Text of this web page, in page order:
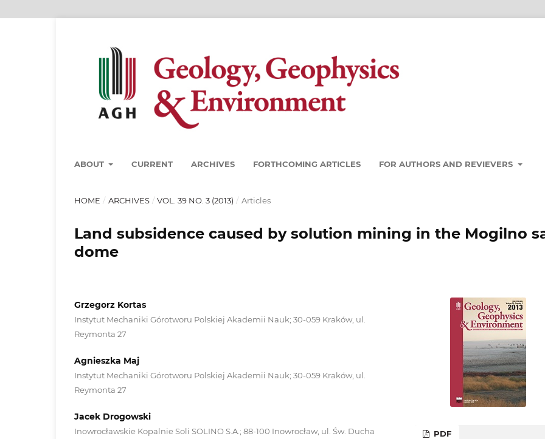
ABOUT CURRENT ARCHIVES FORTHCOMING ARTICLES FOR AUTHORS AND REVIEVERS
HOME / ARCHIVES / VOL. 39 NO. 3 (2013) / Articles
Land subsidence caused by solution mining in the Mogilno
dome
Grzegorz Kortas
Instytut Mechaniki Górotworu Polskiej Akademii Nauk; 30-059 Kraków, ul.
Reymonta 27
Agnieszka Maj
Instytut Mechaniki Górotworu Polskiej Akademii Nauk; 30-059 Kraków, ul.
Reymonta 27
Jacek Drogowski
Inowrocławskie Kopalnie Soli SOLINO S.A.; 88-100 Inowrocław, ul. Św. Ducha
PDF